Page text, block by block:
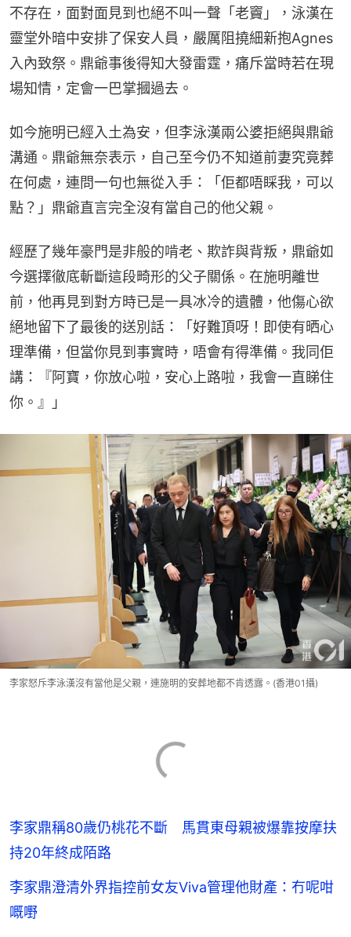
不存在，面對面見到也絕不叫一聲「老竇」，泳漢在
靈堂外暗中安排了保安人員，嚴厲阻撓細新抱Agnes
入內致祭。鼎爺事後得知大發雷霆，痛斥當時若在現
場知情，定會一巴掌摑過去。
如今施明已經入土為安，但李泳漢兩公婆拒絕與鼎爺
溝通。鼎爺無奈表示，自己至今仍不知道前妻究竟葬
在何處，連問一句也無從入手：「佢都唔睬我，可以
點？」鼎爺直言完全沒有當自己的他父親。
經歷了幾年豪門是非般的啃老、欺詐與背叛，鼎爺如
今選擇徹底斬斷這段畸形的父子關係。在施明離世
前，他再見到對方時已是一具冰冷的遺體，他傷心欲
絕地留下了最後的送別話：「好難頂呀！即使有晒心
理準備，但當你見到事實時，唔會有得準備。我同佢
講：『阿寶，你放心啦，安心上路啦，我會一直睇住
你。』」
李家怒斥李泳漢沒有當他是父親，連施明的安葬地都不肯透露。(香港01攝)
李家鼎稱80歲仍桃花不斷 馬貫東母親被爆靠按摩扶
持20年終成陌路
李家鼎澄清外界指控前女友Viva管理他財產：冇呢咁
嘅嘢